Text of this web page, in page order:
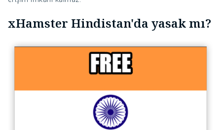
xHamster Hindistan'da yasak mı?